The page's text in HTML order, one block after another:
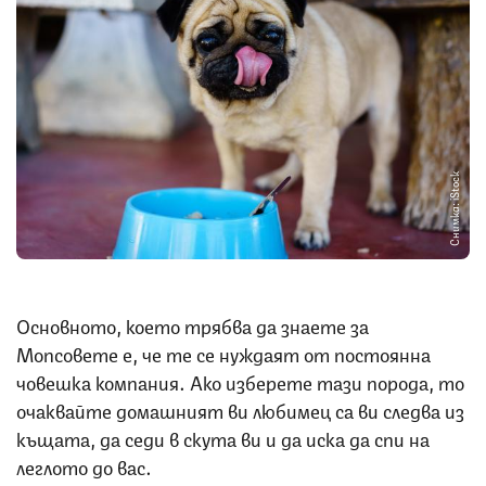
Снимка: iStock
Основното, което трябва да знаете за
Мопсовете е, че те се нуждаят от постоянна
човешка компания. Ако изберете тази порода, то
очаквайте домашният ви любимец са ви следва из
къщата, да седи в скута ви и да иска да спи на
леглото до вас.